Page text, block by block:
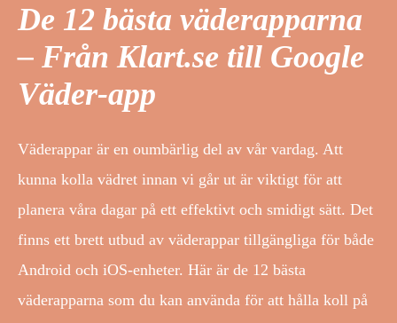
De 12 bästa väderapparna
– Från Klart.se till Google
Väder-app
Väderappar är en oumbärlig del av vår vardag. Att
kunna kolla vädret innan vi går ut är viktigt för att
planera våra dagar på ett effektivt och smidigt sätt. Det
finns ett brett utbud av väderappar tillgängliga för både
Android och iOS-enheter. Här är de 12 bästa
väderapparna som du kan använda för att hålla koll på